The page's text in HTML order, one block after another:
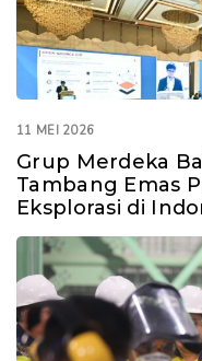
11 MEI 2026
Grup Merdeka
Tambang Emas
Eksplorasi di